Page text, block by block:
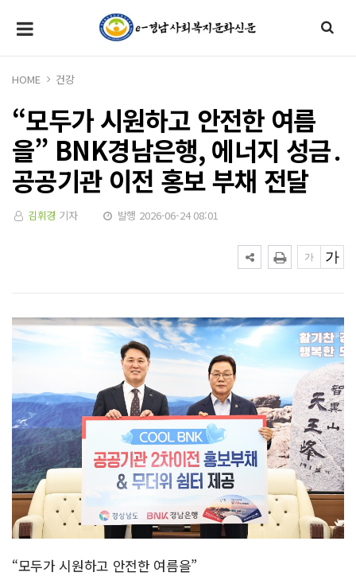
HOME 건강
“모두가 시원하고 안전한 여름
을” BNK경남은행, 에너지 성금․
공공기관 이전 홍보 부채 전달
김휘경 기자 발행 2026-06-24 08:01
“모두가 시원하고 안전한 여름을”